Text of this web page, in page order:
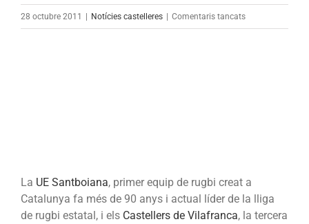
28 octubre 2011 Notícies castelleres Comentaris tancatsa
la
plaça
de
La UE Santboiana, primer equip de rugbi creat a
Catalunya fa més de 90 anys i actual líder de la lliga
de rugbi estatal, i els Castellers de Vilafranca, la tercera